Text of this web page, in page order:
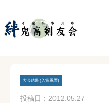
大会結果 (入賞履歴)
投稿日：2012.05.27